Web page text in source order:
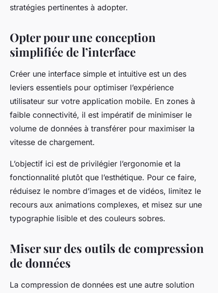
stratégies pertinentes à adopter.
Opter pour une conception
simplifiée de l’interface
Créer une interface simple et intuitive est un des
leviers essentiels pour optimiser l’expérience
utilisateur sur votre application mobile. En zones à
faible connectivité, il est impératif de minimiser le
volume de données à transférer pour maximiser la
vitesse de chargement.
L’objectif ici est de privilégier l’ergonomie et la
fonctionnalité plutôt que l’esthétique. Pour ce faire,
réduisez le nombre d’images et de vidéos, limitez le
recours aux animations complexes, et misez sur une
typographie lisible et des couleurs sobres.
Miser sur des outils de compression
de données
La compression de données est une autre solution